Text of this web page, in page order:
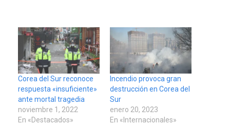
Corea del Sur reconoce
respuesta «insuficiente»
ante mortal tragedia
noviembre 1, 2022
En «Destacados»
Incendio provoca gran
destrucción en Corea del
Sur
enero 20, 2023
En «Internacionales»